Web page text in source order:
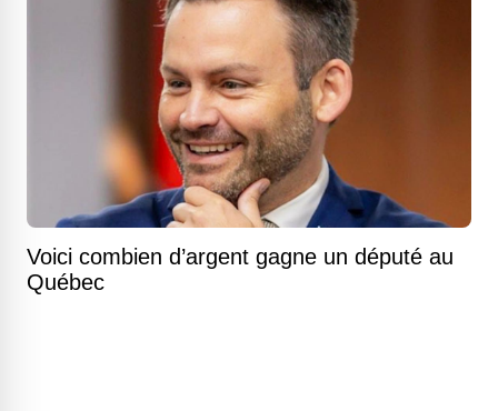
Voici combien d’argent gagne un député au
Québec